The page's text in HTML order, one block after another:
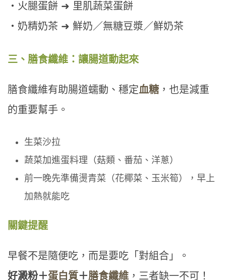
・火腿蛋餅 ➜ 里肌蔬菜蛋餅
・奶精奶茶 ➜ 鮮奶／無糖豆漿／鮮奶茶
三、膳食纖維：讓腸道動起來
膳食纖維有助腸道蠕動、穩定血糖 ，也是減重
的重要幫手。
生菜沙拉
蔬菜加進蛋料理（菇類、番茄、洋蔥）
前一晚先準備燙青菜（花椰菜、玉米筍），早上
加熱就能吃
關鍵提醒
早餐不是隨便吃，而是要吃「對組合」。
好澱粉＋蛋白質＋膳食纖維 ，三者缺一不可！